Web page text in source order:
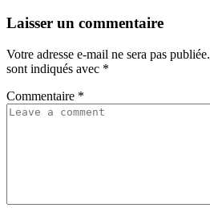
Laisser un commentaire
Votre adresse e-mail ne sera pas publiée.
sont indiqués avec *
Commentaire *